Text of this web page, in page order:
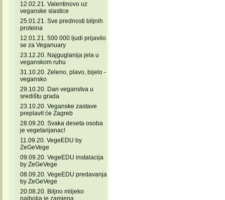
12.02.21. Valentinovo uz
veganske slastice
25.01.21. Sve prednosti biljnih
proteina
12.01.21. 500 000 ljudi prijavilo
se za Veganuary
23.12.20. Najguglanija jela u
veganskom ruhu
31.10.20. Zeleno, plavo, bijelo -
vegansko
29.10.20. Dan veganstva u
središtu grada
23.10.20. Veganske zastave
preplavit će Zagreb
28.09.20. Svaka deseta osoba
je vegetarijanac!
11.09.20. VegeEDU by
ZeGeVege
09.09.20. VegeEDU instalacija
by ZeGeVege
08.09.20. VegeEDU predavanja
by ZeGeVege
20.08.20. Biljno mlijeko
najbolja je zamjena